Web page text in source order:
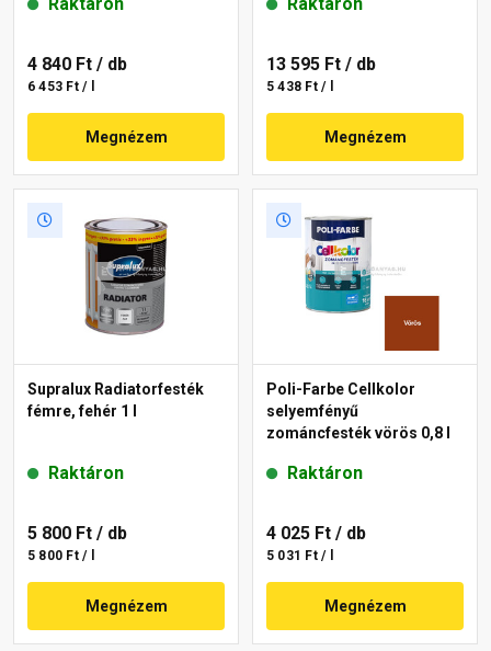
4 840 Ft / db
6 453 Ft / l
Megnézem
13 595 Ft / db
5 438 Ft / l
Megnézem
Supralux Radiatorfesték
fémre, fehér 1 l
Raktáron
5 800 Ft / db
5 800 Ft / l
Megnézem
Poli-Farbe Cellkolor
selyemfényű
zománcfesték vörös 0,8 l
Raktáron
4 025 Ft / db
5 031 Ft / l
Megnézem